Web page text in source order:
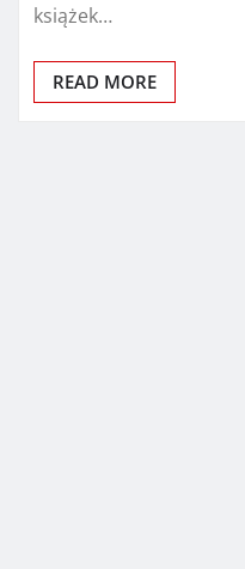
książek…
READ MORE